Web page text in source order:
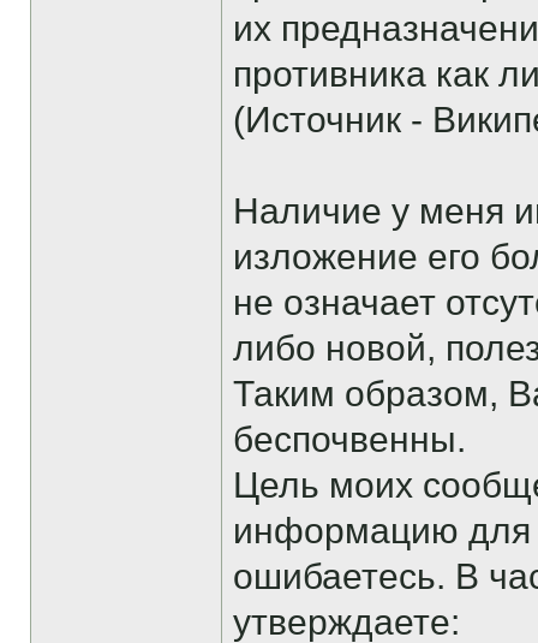
их
противника как
(Источник -
Наличие у меня
изложение его
не означает
либо новой,
Таким образом,
беспочвенны.
Цель моих
информацию для
ошибаетесь. В
утверждаете: